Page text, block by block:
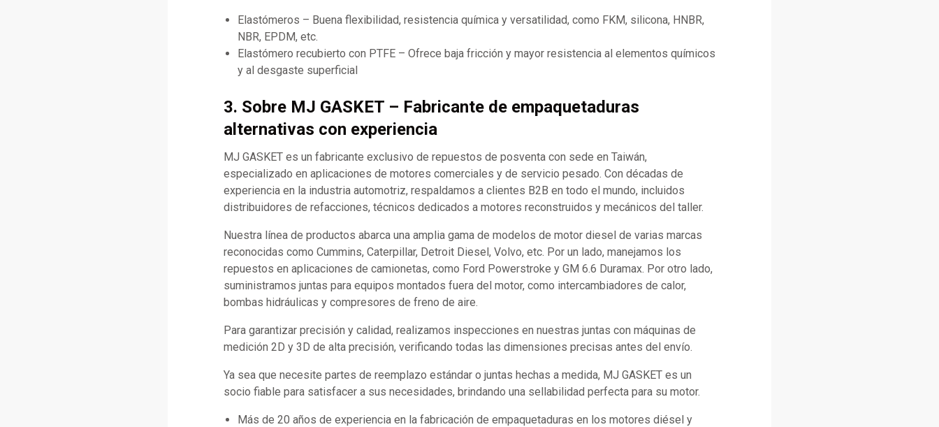
Elastómeros – Buena flexibilidad, resistencia química y versatilidad, como FKM, silicona, HNBR,
NBR, EPDM, etc.
Elastómero recubierto con PTFE – Ofrece baja fricción y mayor resistencia al elementos químicos
y al desgaste superficial
3. Sobre MJ GASKET – Fabricante de empaquetaduras
alternativas con experiencia
MJ GASKET es un fabricante exclusivo de repuestos de posventa con sede en Taiwán,
especializado en aplicaciones de motores comerciales y de servicio pesado. Con décadas de
experiencia en la industria automotriz, respaldamos a clientes B2B en todo el mundo, incluidos
distribuidores de refacciones, técnicos dedicados a motores reconstruidos y mecánicos del taller.
Nuestra línea de productos abarca una amplia gama de modelos de motor diesel de varias marcas
reconocidas como Cummins, Caterpillar, Detroit Diesel, Volvo, etc. Por un lado, manejamos los
repuestos en aplicaciones de camionetas, como Ford Powerstroke y GM 6.6 Duramax. Por otro lado,
suministramos juntas para equipos montados fuera del motor, como intercambiadores de calor,
bombas hidráulicas y compresores de freno de aire.
Para garantizar precisión y calidad, realizamos inspecciones en nuestras juntas con máquinas de
medición 2D y 3D de alta precisión, verificando todas las dimensiones precisas antes del envío.
Ya sea que necesite partes de reemplazo estándar o juntas hechas a medida, MJ GASKET es un
socio fiable para satisfacer a sus necesidades, brindando una sellabilidad perfecta para su motor.
Más de 20 años de experiencia en la fabricación de empaquetaduras en los motores diésel y